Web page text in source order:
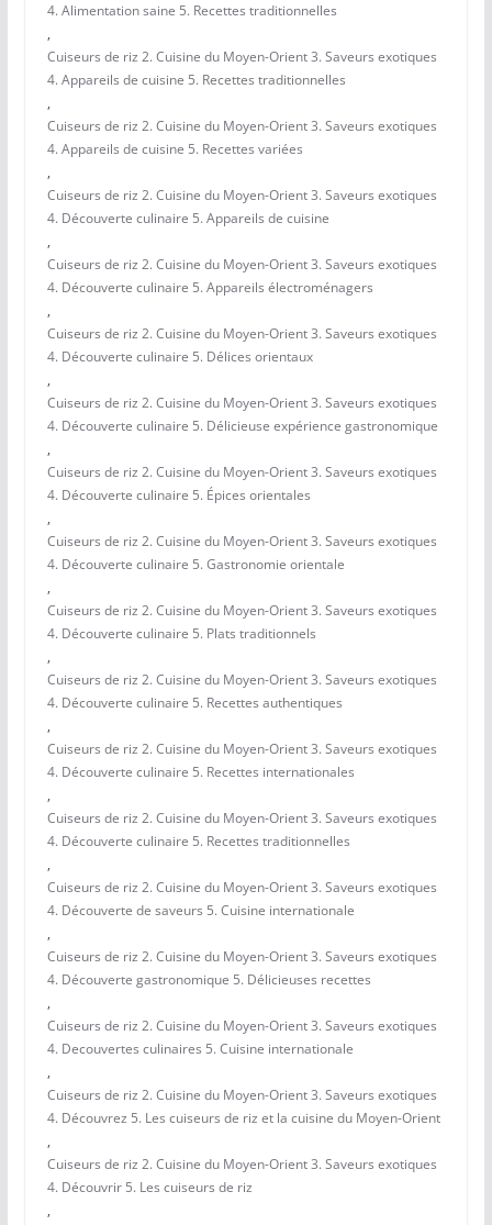
4. Alimentation saine 5. Recettes traditionnelles
,
Cuiseurs de riz 2. Cuisine du Moyen-Orient 3. Saveurs exotiques
4. Appareils de cuisine 5. Recettes traditionnelles
,
Cuiseurs de riz 2. Cuisine du Moyen-Orient 3. Saveurs exotiques
4. Appareils de cuisine 5. Recettes variées
,
Cuiseurs de riz 2. Cuisine du Moyen-Orient 3. Saveurs exotiques
4. Découverte culinaire 5. Appareils de cuisine
,
Cuiseurs de riz 2. Cuisine du Moyen-Orient 3. Saveurs exotiques
4. Découverte culinaire 5. Appareils électroménagers
,
Cuiseurs de riz 2. Cuisine du Moyen-Orient 3. Saveurs exotiques
4. Découverte culinaire 5. Délices orientaux
,
Cuiseurs de riz 2. Cuisine du Moyen-Orient 3. Saveurs exotiques
4. Découverte culinaire 5. Délicieuse expérience gastronomique
,
Cuiseurs de riz 2. Cuisine du Moyen-Orient 3. Saveurs exotiques
4. Découverte culinaire 5. Épices orientales
,
Cuiseurs de riz 2. Cuisine du Moyen-Orient 3. Saveurs exotiques
4. Découverte culinaire 5. Gastronomie orientale
,
Cuiseurs de riz 2. Cuisine du Moyen-Orient 3. Saveurs exotiques
4. Découverte culinaire 5. Plats traditionnels
,
Cuiseurs de riz 2. Cuisine du Moyen-Orient 3. Saveurs exotiques
4. Découverte culinaire 5. Recettes authentiques
,
Cuiseurs de riz 2. Cuisine du Moyen-Orient 3. Saveurs exotiques
4. Découverte culinaire 5. Recettes internationales
,
Cuiseurs de riz 2. Cuisine du Moyen-Orient 3. Saveurs exotiques
4. Découverte culinaire 5. Recettes traditionnelles
,
Cuiseurs de riz 2. Cuisine du Moyen-Orient 3. Saveurs exotiques
4. Découverte de saveurs 5. Cuisine internationale
,
Cuiseurs de riz 2. Cuisine du Moyen-Orient 3. Saveurs exotiques
4. Découverte gastronomique 5. Délicieuses recettes
,
Cuiseurs de riz 2. Cuisine du Moyen-Orient 3. Saveurs exotiques
4. Decouvertes culinaires 5. Cuisine internationale
,
Cuiseurs de riz 2. Cuisine du Moyen-Orient 3. Saveurs exotiques
4. Découvrez 5. Les cuiseurs de riz et la cuisine du Moyen-Orient
,
Cuiseurs de riz 2. Cuisine du Moyen-Orient 3. Saveurs exotiques
4. Découvrir 5. Les cuiseurs de riz
,